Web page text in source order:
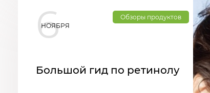
6
НОЯБРЯ
Обзоры продуктов
Большой гид по ретинолу